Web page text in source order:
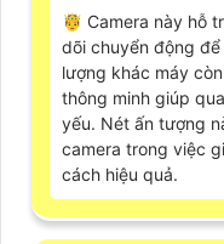
🤴 Camera này hỗ
dõi chuyển động
lượng khác máy
thông minh giúp
yếu. Nét ấn tượng
camera trong việc
cách hiệu quả.